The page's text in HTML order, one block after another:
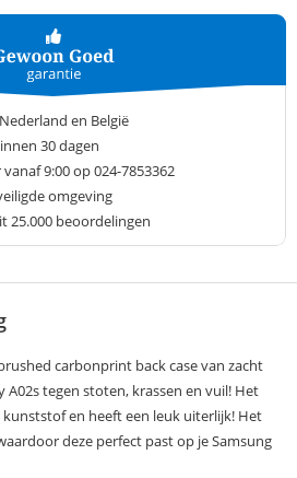
en België
30 dagen
9:00 op 024-7853362
omgeving
25.000 beoordelingen
carbonprint back case van zacht
A02s tegen stoten, krassen en vuil! Het
kunststof en heeft een leuk uiterlijk! Het
deze perfect past op je Samsung